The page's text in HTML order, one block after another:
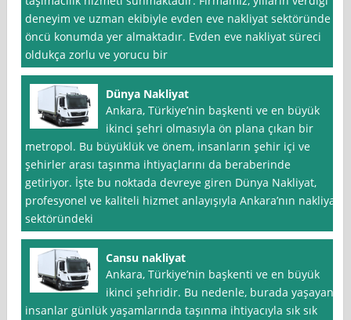
deneyim ve uzman ekibiyle evden eve nakliyat sektöründe
öncü konumda yer almaktadır. Evden eve nakliyat süreci
oldukça zorlu ve yorucu bir
Dünya Nakliyat
Ankara, Türkiye’nin başkenti ve en büyük
ikinci şehri olmasıyla ön plana çıkan bir
metropol. Bu büyüklük ve önem, insanların şehir içi ve
şehirler arası taşınma ihtiyaçlarını da beraberinde
getiriyor. İşte bu noktada devreye giren Dünya Nakliyat,
profesyonel ve kaliteli hizmet anlayışıyla Ankara’nın nakliyat
sektöründeki
Cansu nakliyat
Ankara, Türkiye’nin başkenti ve en büyük
ikinci şehridir. Bu nedenle, burada yaşayan
insanlar günlük yaşamlarında taşınma ihtiyacıyla sık sık